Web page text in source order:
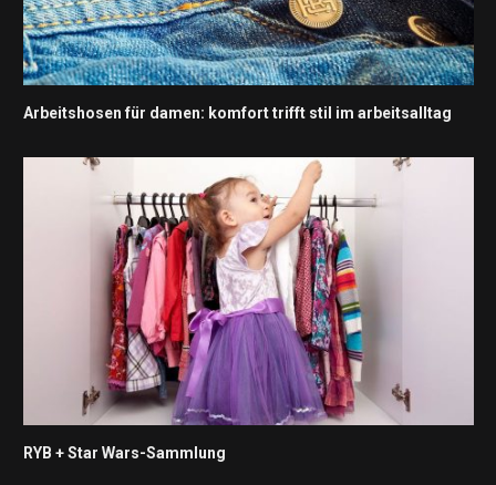
Arbeitshosen für damen: komfort trifft stil im arbeitsalltag
RYB + Star Wars-Sammlung